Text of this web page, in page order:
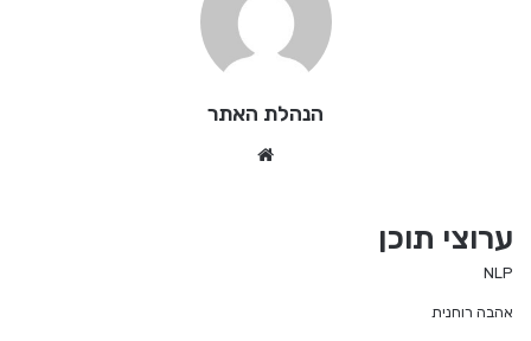
הנהלת האתר
ערוצי תוכן
NLP
אהבה רוחנית